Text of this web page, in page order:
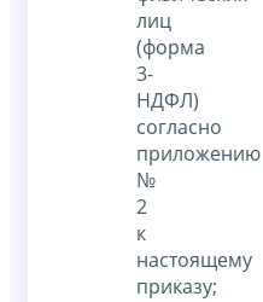
лиц
(форма
3-
НДФЛ)
согласно
приложению
№
2
к
настоящему
приказу;